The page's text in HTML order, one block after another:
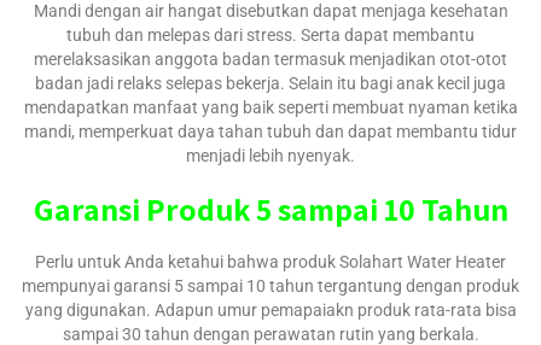
Mandi dengan air hangat disebutkan dapat menjaga kesehatan
tubuh dan melepas dari stress. Serta dapat membantu
merelaksasikan anggota badan termasuk menjadikan otot-otot
badan jadi relaks selepas bekerja. Selain itu bagi anak kecil juga
mendapatkan manfaat yang baik seperti membuat nyaman ketika
mandi, memperkuat daya tahan tubuh dan dapat membantu tidur
menjadi lebih nyenyak.
Garansi Produk 5 sampai 10 Tahun
Perlu untuk Anda ketahui bahwa produk Solahart Water Heater
mempunyai garansi 5 sampai 10 tahun tergantung dengan produk
yang digunakan. Adapun umur pemapaiakn produk rata-rata bisa
sampai 30 tahun dengan perawatan rutin yang berkala.